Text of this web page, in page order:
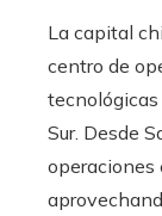
La capital
centro de
Sur. Desde
operaciones